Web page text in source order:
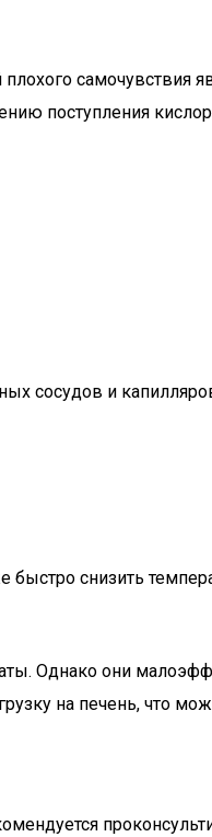
самочувствия
поступления
сосудов и
снизить
Однако они
на печень, что